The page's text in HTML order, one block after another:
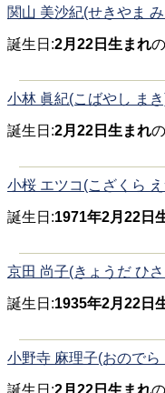
関山 美沙紀(せきやま
誕生日:2月22日生まれ
小林 眞紀(こばやし ま
誕生日:2月22日生まれ
小桜 エツコ(こざくら
誕生日:1971年2月22日
京田 尚子(きょうだ ひ
誕生日:1935年2月22日
小野寺 麻理子(おのでら
誕生日:2月22日生まれ